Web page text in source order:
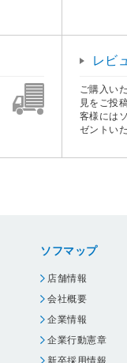
レビ
ご購入い
見をご投
客様には
ゼントい
ソフマップ
店舗情報
会社概要
企業情報
企業行動憲章
新卒採用情報